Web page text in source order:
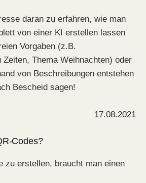
daran zu erfahren, wie man
von einer KI erstellen lassen
Vorgaben (z.B.
Zeiten, Thema Weihnachten) oder
von Beschreibungen entstehen
Bescheid sagen!
17.08.2021
Codes?
zu erstellen, braucht man einen